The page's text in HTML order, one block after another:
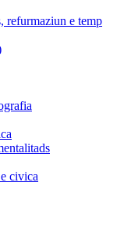
refurmaziun e temp
civica